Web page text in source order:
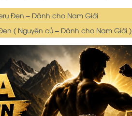
Đen – Dành cho Nam Giới
( Nguyên củ – Dành cho Nam Giới )